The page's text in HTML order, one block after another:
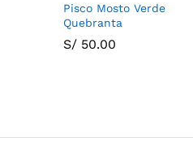
Pisco Mosto Verde
Quebranta
S/ 50.00